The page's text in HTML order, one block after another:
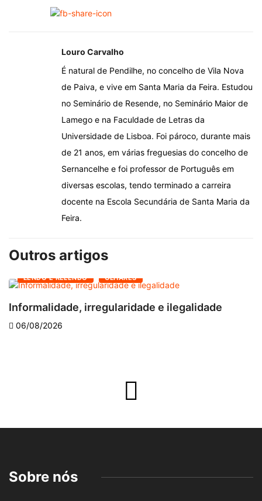
Louro Carvalho
É natural de Pendilhe, no concelho de Vila Nova
de Paiva, e vive em Santa Maria da Feira. Estudou
no Seminário de Resende, no Seminário Maior de
Lamego e na Faculdade de Letras da
Universidade de Lisboa. Foi pároco, durante mais
de 21 anos, em várias freguesias do concelho de
Sernancelhe e foi professor de Português em
diversas escolas, tendo terminado a carreira
docente na Escola Secundária de Santa Maria da
Feira.
Outros artigos
LENDO E RELENDO OLHARES
Informalidade, irregularidade e ilegalidade
06/08/2026
Sobre nós